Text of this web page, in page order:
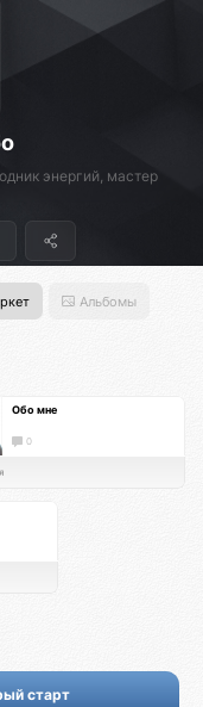
энергий, мастер
Альбомы
Обо мне
0
старт